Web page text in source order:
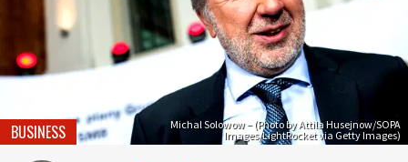
Michal Solowow – (Photo by Attila Husejnow/SOPA
Images/LightRocket via Getty Images)
BUSINESS